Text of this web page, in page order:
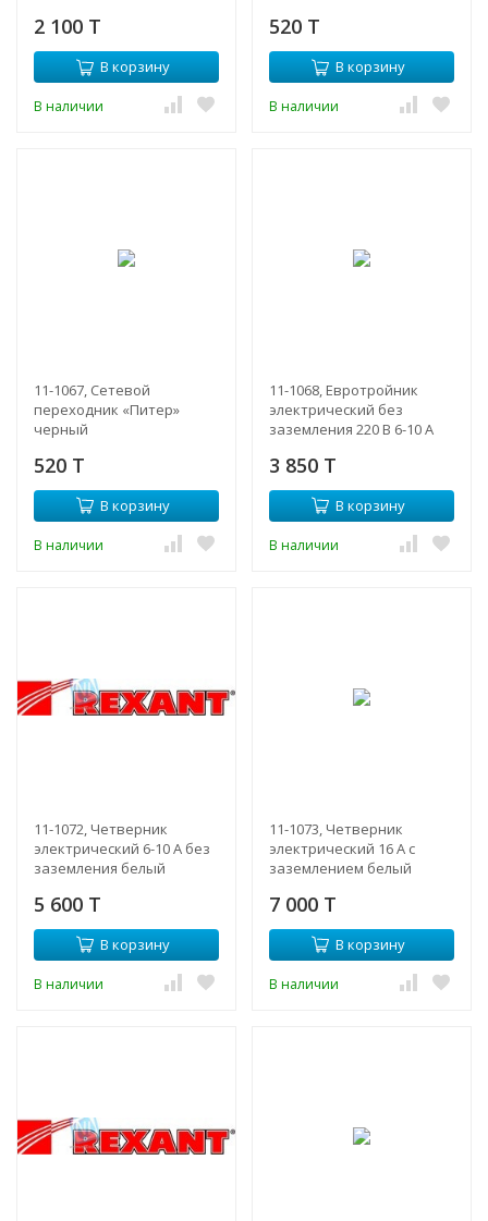
2 100 T
В корзину
В наличии
520 T
В корзину
В наличии
11-1067, Сетевой
переходник «Питер»
черный
520 T
В корзину
В наличии
11-1068, Евротройник
электрический без
заземления 220 В 6-10 A
3 850 T
В корзину
В наличии
11-1072, Четверник
электрический 6-10 А без
заземления белый
5 600 T
В корзину
В наличии
11-1073, Четверник
электрический 16 А с
заземлением белый
7 000 T
В корзину
В наличии